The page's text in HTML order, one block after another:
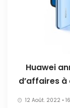
Huawei
d’affaires
12 Août. 2022 •